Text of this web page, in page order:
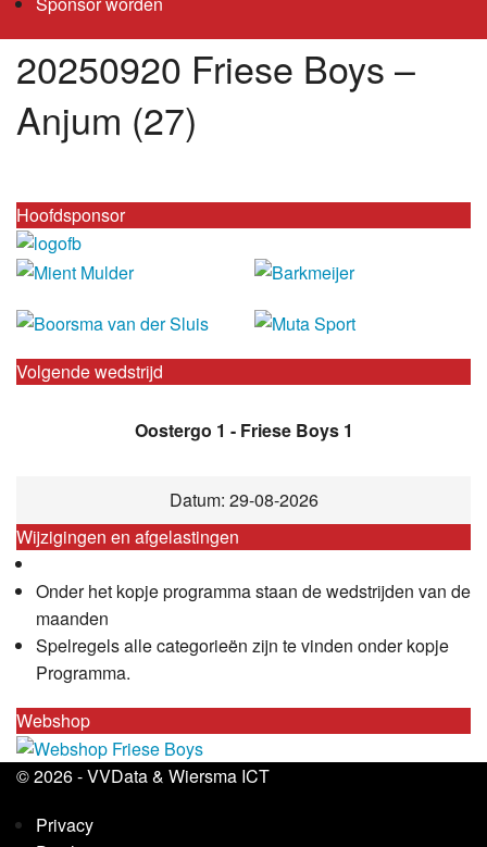
20250920 Friese Boys –
Anjum (27)
Hoofdsponsor
Volgende wedstrijd
Oostergo 1 - Friese Boys 1
Datum: 29-08-2026
Wijzigingen en afgelastingen
Onder het kopje programma staan de wedstrijden van de
maanden
Spelregels alle categorieën zijn te vinden onder kopje
Programma.
Webshop
© 2026 -VVData& Wiersma ICT
Privacy